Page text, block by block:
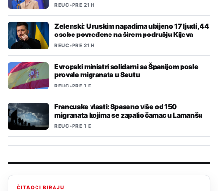
REUC•PRE 21 H
Zelenski: U ruskim napadima ubijeno 17 ljudi, 44
osobe povređene na širem području Kijeva
REUC•PRE 21 H
Evropski ministri solidarni sa Španijom posle
provale migranata u Seutu
REUC•PRE 1 D
Francuske vlasti: Spaseno više od 150
migranata kojima se zapalio čamac u Lamanšu
REUC•PRE 1 D
ČITAOCI BIRAJU